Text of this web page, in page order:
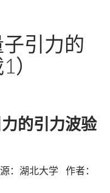
引力的
）
的引力波验
：湖北大学 作者：